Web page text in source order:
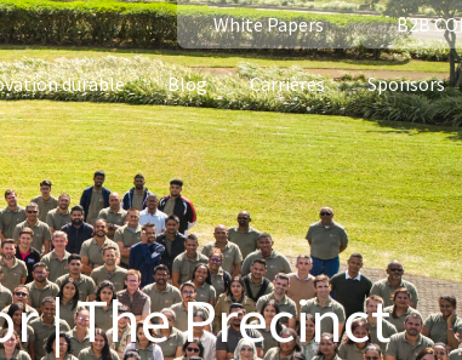
White Papers B2B
durable Blog Carrières Sponsors
| The Precinct